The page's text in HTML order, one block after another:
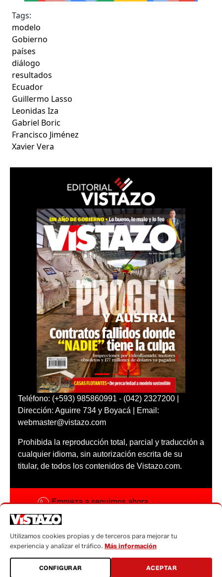
Tags:
modelo
Gobierno
países
diálogo
resultados
Ecuador
Guillermo Lasso
Leonidas Iza
Gabriel Boric
Francisco Jiménez
Xavier Vera
Teléfono: (+593) 985860991 - (042) 2327200 |
Dirección: Aguirre 734 y Boyacá | Email:
webmaster@vistazo.com
Prohibida la reproducción total, parcial y traducción a
cualquier idioma, sin autorización escrita de su
titular, de todos los contenidos de Vistazo.com.
Empieza a seguirnos ahora
Código ética
Sugerencias a:
sugerencias@vistazo.com
Utilizamos cookies propias y de terceros para mejorar tu
experiencia y analizar el tráfico. Más información
CONFIGURAR ACEPTAR